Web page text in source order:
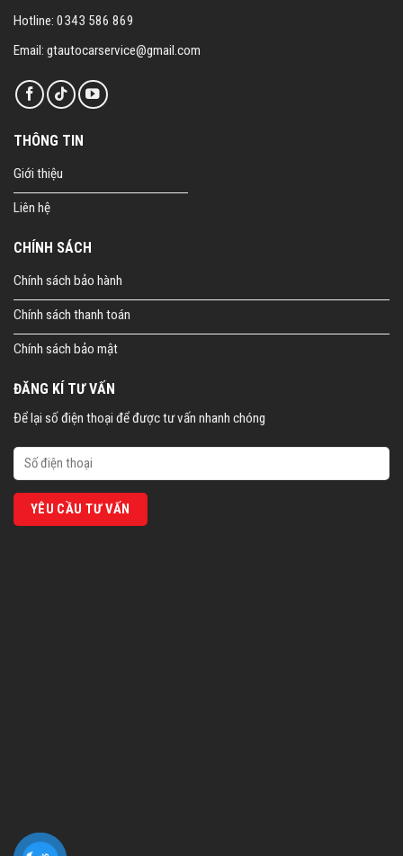
Hotline: 0343 586 869
Email: gtautocarservice@gmail.com
THÔNG TIN
Giới thiệu
Liên hệ
CHÍNH SÁCH
Chính sách bảo hành
Chính sách thanh toán
Chính sách bảo mật
ĐĂNG KÍ TƯ VẤN
Để lại số điện thoại để được tư vấn nhanh chóng